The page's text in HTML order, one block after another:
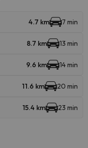
4.7 km 7 min
8.7 km 13 min
9.6 km 14 min
11.6 km 20 min
15.4 km 23 min